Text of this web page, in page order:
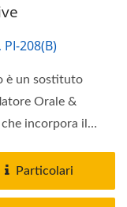
PI-208(B)
è un sostituto
Orale &
incorpora il
Particolari